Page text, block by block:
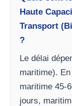
Haute
Transport
?
Le délai
maritime).
maritime 45-
jours,